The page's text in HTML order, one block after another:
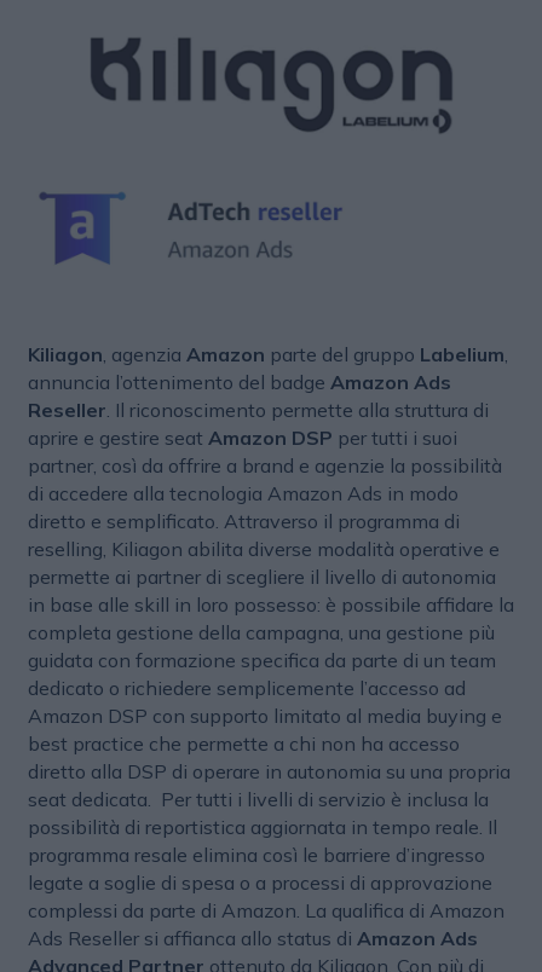
Kiliagon , agenzia Amazon parte del gruppo Labelium
annuncia l’ottenimento del badge Amazon Ads
Reseller . Il riconoscimento permette alla struttura di
aprire e gestire seat Amazon DSP per tutti i suoi
partner, così da offrire a brand e agenzie la possibilità
di accedere alla tecnologia Amazon Ads in modo
diretto e semplificato. Attraverso il programma di
reselling, Kiliagon abilita diverse modalità operative e
permette ai partner di scegliere il livello di autonomia
in base alle skill in loro possesso: è possibile affidare la
completa gestione della campagna, una gestione più
guidata con formazione specifica da parte di un team
dedicato o richiedere semplicemente l’accesso ad
Amazon DSP con supporto limitato al media buying e
best practice che permette a chi non ha accesso
diretto alla DSP di operare in autonomia su una propria
seat dedicata. Per tutti i livelli di servizio è inclusa la
possibilità di reportistica aggiornata in tempo reale. Il
programma resale elimina così le barriere d’ingresso
legate a soglie di spesa o a processi di approvazione
complessi da parte di Amazon. La qualifica di Amazon
Ads Reseller si affianca allo status di Amazon Ads
Advanced Partner ottenuto da Kiliagon. Con più di